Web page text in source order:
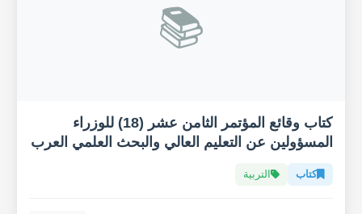
📚
كتاب وقائع المؤتمر الثامن عشر (18) للوزراء
المسؤولين عن التعليم العالي والبحث العلمي العرب
كتاب التربية